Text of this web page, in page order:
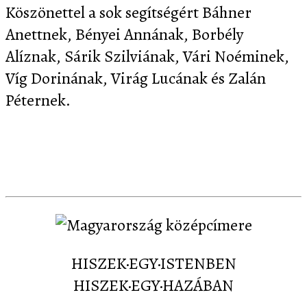
Köszönettel a sok segítségért Báhner
Anettnek, Bényei Annának, Borbély
Alíznak, Sárik Szilviának, Vári Noéminek,
Víg Dorinának, Virág Lucának és Zalán
Péternek.
HISZEK·EGY·ISTENBEN
HISZEK·EGY·HAZÁBAN